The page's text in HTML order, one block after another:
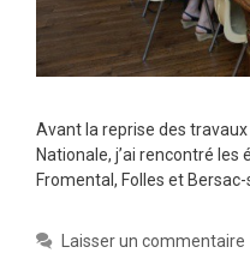
Avant la reprise des
Nationale, j’ai rencontré les
Fromental, Folles et Bersac-
Laisser un commentaire